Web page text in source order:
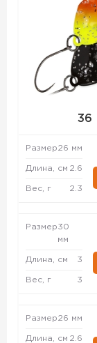
36
Размер26 мм
Длина, см 2.6
Вес, г 2.3
Размер30
мм
Длина, см 3
Вес, г 3
Размер26 мм
Длина, см 2.6